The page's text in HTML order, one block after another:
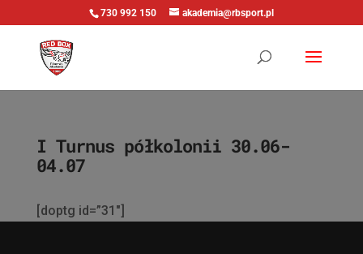
730 992 150 akademia@rbsport.pl
I Turnus półkolonii 30.06-
04.07
[doptg id=”31″]